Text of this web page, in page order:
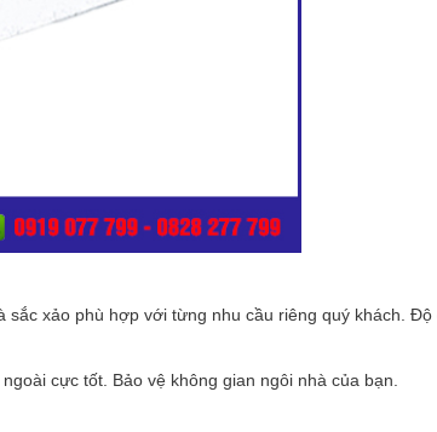
xảo phù hợp với từng nhu cầu riêng quý khách. Độ
cực tốt. Bảo vệ không gian ngôi nhà của bạn.